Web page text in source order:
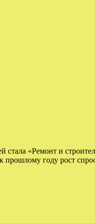
«Ремонт и
году рост